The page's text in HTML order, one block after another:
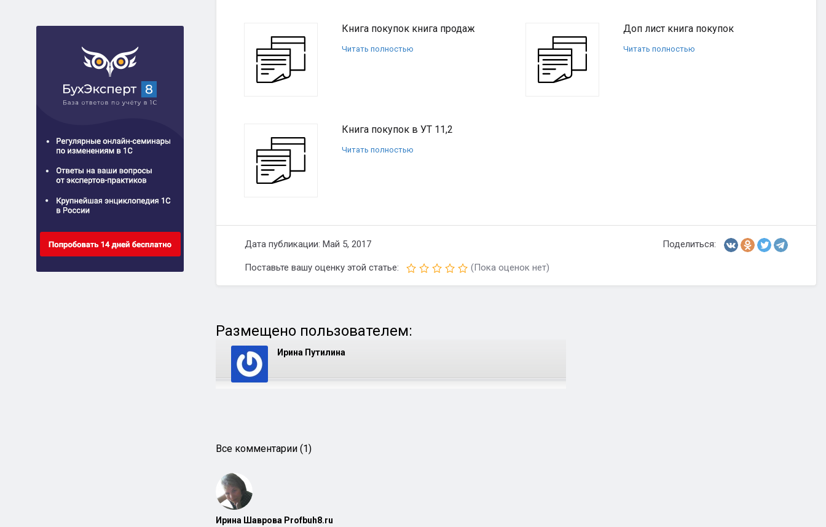
Книга покупок книга продаж
Читать полностью
Доп лист книга покупок
Читать полностью
Книга покупок в УТ 11,2
Читать полностью
Дата публикации: Май 5, 2017 Поделиться:
Поставьте вашу оценку этой статье: (Пока оценок нет)
Размещено пользователем:
Ирина Путилина
Все комментарии (1)
Ирина Шаврова Profbuh8.ru